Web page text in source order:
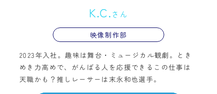
K.C.さん
映像制作部
2023年入社。趣味は舞台・ミュージカル観劇。とき
めき力高めで、がんばる人を応援できるこの仕事は
天職かも？推しレーサーは末永和也選手。